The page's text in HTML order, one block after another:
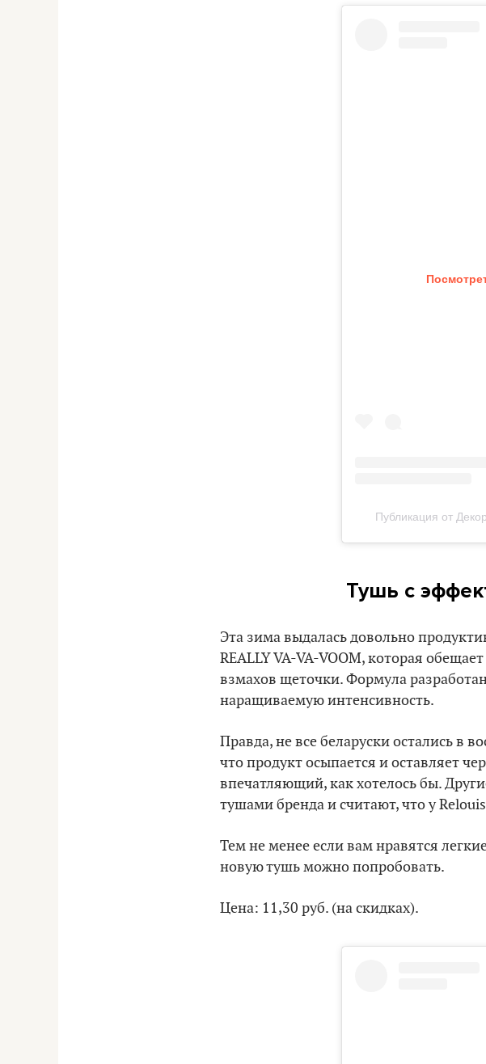
Публикация от
Тушь с
Эта зима выдалась довольно
REALLY VA-VA-VOOM, которая
взмахов щеточки. Формула
наращиваемую интенсивность.
Правда, не все беларуски остались в
что продукт осыпается и оставляет
впечатляющий, как хотелось бы.
тушами бренда и считают, что у
Тем не менее если вам нравятся
новую тушь можно попробовать.
Цена: 11,30 руб. (на скидках).